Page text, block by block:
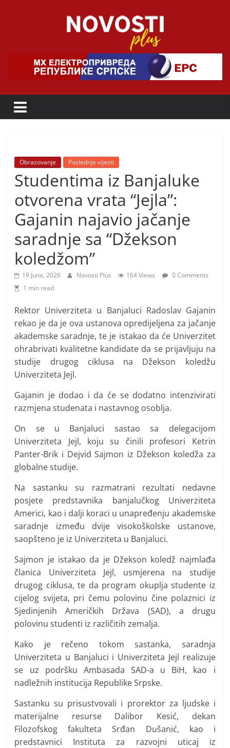
Novosti
Plus
o
a
l
p
o
z
t
i
v
h
v
i
j
e
s
t
Obrazovanje Poslednje vijesti
Studentima iz Banjaluke
otvorena vrata “Jejla”:
Gajanin najavio jačanje
saradnje sa “Džekson
koledžom”
19 Juna, 2026 Novosti Plus 164 Views
0 Comments
1 min read
Rektor Univerziteta u Banjaluci Radoslav Gajanin
rekao je da je ova ustanova opredijeljena za jačanje
akademske saradnje, te je istakao da će Univerzitet
ohrabrivati kvalitetne kandidate da se prijavljuju na
studije drugog ciklusa na Džekson koledžu
Univerziteta Jejl.
Gajanin je dodao i da će se dodatno intenzivirati
razmjena studenata i nastavnog osoblja.
On se u Banjaluci sastao sa delegacijom
Univerziteta Jejl, koju su činili profesori Ketrin
Panter-Brik i Dejvid Sajmon iz Džekson koledža za
globalne studije.
Na sastanku su razmatrani rezultati nedavne
posjete predstavnika banjalučkog Univerziteta
Americi, kao i dalji koraci u unapređenju akademske
saradnje između dvije visokoškolske ustanove,
saopšteno je iz Univerziteta u Banjaluci.
Sajmon je istakao da je Džekson koledž najmlađa
članica Univerziteta Jejl, usmjerena na studije
drugog ciklusa, te da program okuplja studente iz
cijelog svijeta, pri čemu polovinu čine polaznici iz
Sjedinjenih Američkih Država (SAD), a drugu
polovinu studenti iz različitih zemalja.
Kako je rečeno tokom sastanka, saradnja
Univerziteta u Banjaluci i Univerziteta Jejl realizuje
se uz podršku Ambasada SAD-a u BiH, kao i
nadležnih institucija Republike Srpske.
Sastanku su prisustvovali i prorektor za ljudske i
materijalne resurse Dalibor Kesić, dekan
Filozofskog fakulteta Srđan Dušanić, kao i
predstavnici Instituta za razvojni uticaj iz